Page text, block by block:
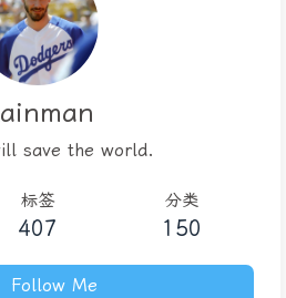
save the world.
标签
407
分类
150
Follow Me